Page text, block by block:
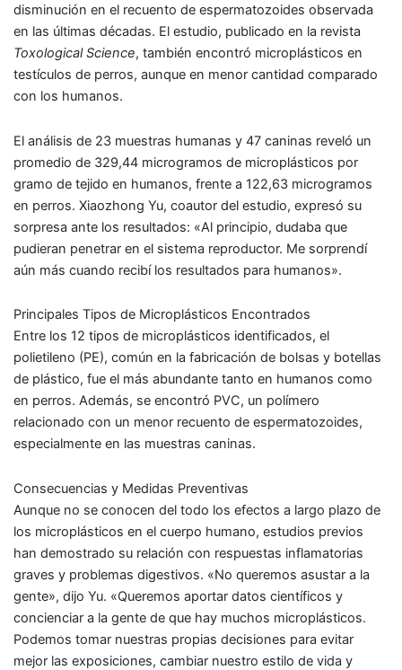
disminución en el recuento de espermatozoides observada
en las últimas décadas. El estudio, publicado en la revista
Toxological Science, también encontró microplásticos en
testículos de perros, aunque en menor cantidad comparado
con los humanos.
El análisis de 23 muestras humanas y 47 caninas reveló un
promedio de 329,44 microgramos de microplásticos por
gramo de tejido en humanos, frente a 122,63 microgramos
en perros. Xiaozhong Yu, coautor del estudio, expresó su
sorpresa ante los resultados: «Al principio, dudaba que
pudieran penetrar en el sistema reproductor. Me sorprendí
aún más cuando recibí los resultados para humanos».
Principales Tipos de Microplásticos Encontrados
Entre los 12 tipos de microplásticos identificados, el
polietileno (PE), común en la fabricación de bolsas y botellas
de plástico, fue el más abundante tanto en humanos como
en perros. Además, se encontró PVC, un polímero
relacionado con un menor recuento de espermatozoides,
especialmente en las muestras caninas.
Consecuencias y Medidas Preventivas
Aunque no se conocen del todo los efectos a largo plazo de
los microplásticos en el cuerpo humano, estudios previos
han demostrado su relación con respuestas inflamatorias
graves y problemas digestivos. «No queremos asustar a la
gente», dijo Yu. «Queremos aportar datos científicos y
concienciar a la gente de que hay muchos microplásticos.
Podemos tomar nuestras propias decisiones para evitar
mejor las exposiciones, cambiar nuestro estilo de vida y